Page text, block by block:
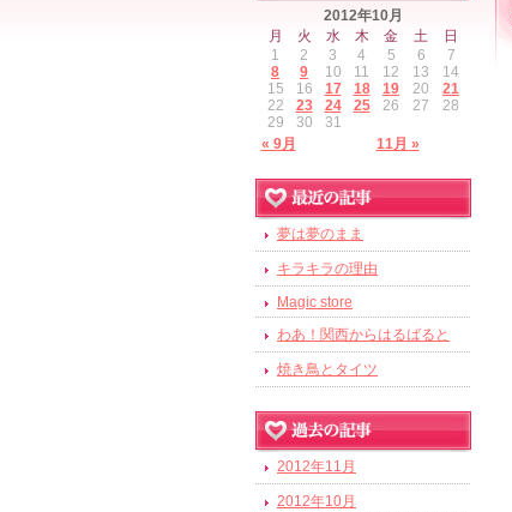
2012年10月
月
火 水 木 金 土 日
« 9月 11月 »
1 2 3 4 5 6
7
8
9 10 11 12 13
14
15
16 17 18 19 20
21
22
23 24 25 26 27
28
29
30 31
夢は夢のまま
キラキラの理由
Magic store
わあ！関西からはるばると
焼き鳥とタイツ
2012年11月
2012年10月